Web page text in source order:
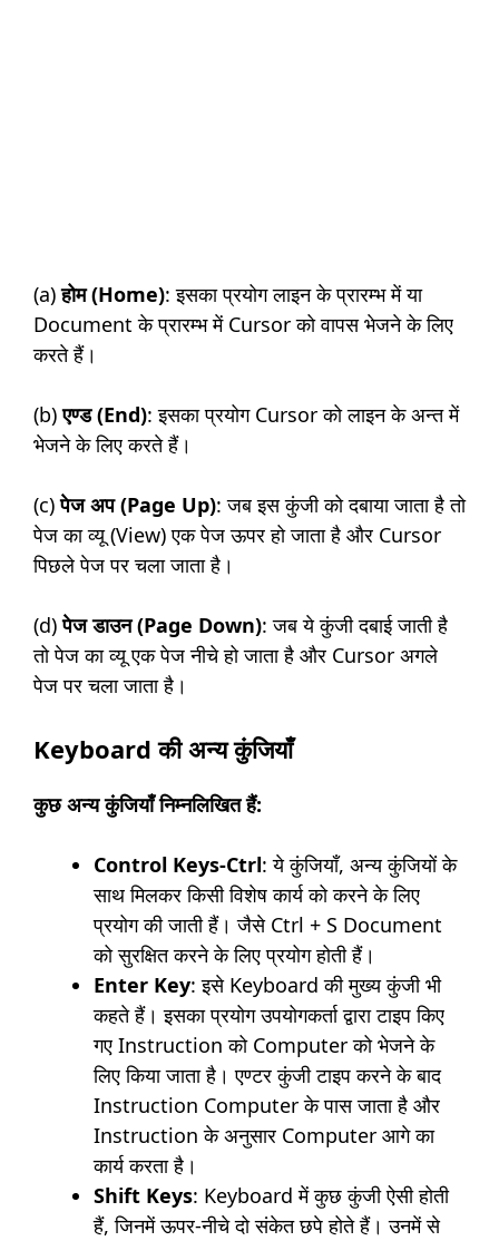
(a)होम (Home): इसका प्रयोग लाइन के प्रारम्भ में या
Document के प्रारम्भ में Cursor को वापस भेजने के लिए
करते हैं।
(b)एण्ड (End): इसका प्रयोग Cursor को लाइन के अन्त में
भेजने के लिए करते हैं।
(c)पेज अप (Page Up): जब इस कुंजी को दबाया जाता है तो
पेज का व्यू (View) एक पेज ऊपर हो जाता है और Cursor
पिछले पेज पर चला जाता है।
(d)पेज डाउन (Page Down): जब ये कुंजी दबाई जाती है
तो पेज का व्यू एक पेज नीचे हो जाता है और Cursor अगले
पेज पर चला जाता है।
Keyboard की अन्य कुंजियाँ
कुछ अन्य कुंजियाँ निम्नलिखित हैं:
Control Keys-Ctrl: ये कुंजियाँ, अन्य कुंजियों के
साथ मिलकर किसी विशेष कार्य को करने के लिए
प्रयोग की जाती हैं। जैसे Ctrl + S Document
को सुरक्षित करने के लिए प्रयोग होती हैं।
Enter Key: इसे Keyboard की मुख्य कुंजी भी
कहते हैं। इसका प्रयोग उपयोगकर्ता द्वारा टाइप किए
गए Instruction को Computer को भेजने के
लिए किया जाता है। एण्टर कुंजी टाइप करने के बाद
Instruction Computer के पास जाता है और
Instruction के अनुसार Computer आगे का
कार्य करता है।
Shift Keys: Keyboard में कुछ कुंजी ऐसी होती
हैं, जिनमें ऊपर-नीचे दो संकेत छपे होते हैं। उनमें से